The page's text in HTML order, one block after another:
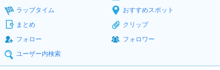
ラップタイム
おすすめスポット
まとめ
クリップ
フォロー
フォロワー
ユーザー内検索